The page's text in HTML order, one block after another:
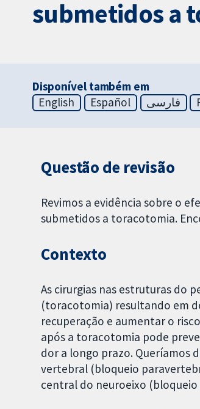
submetidos a
Disponível também em
English
Español فارسی
Questão de revisão
Revimos a evidência sobre o
submetidos a toracotomia.
Contexto
As cirurgias nas estruturas do
(toracotomia) resultando em
recuperação e aumentar o
após a toracotomia pode
dor a longo prazo. Queríamos
vertebral (bloqueio
central do neuroeixo